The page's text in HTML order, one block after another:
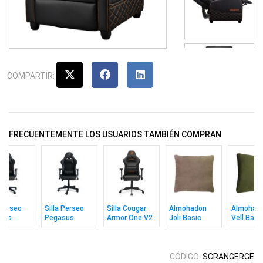
COMPARTIR:
FRECUENTEMENTE LOS USUARIOS TAMBIÉN COMPRAN
/ Dorado
Silla Perseo
Pegasus
Negro /
Silla Cougar
Armor One V2
Gray F
Almohadon
Joli Basic
40x40 Camel
Vell
40x40
CÓDIGO: SCRANGERGE